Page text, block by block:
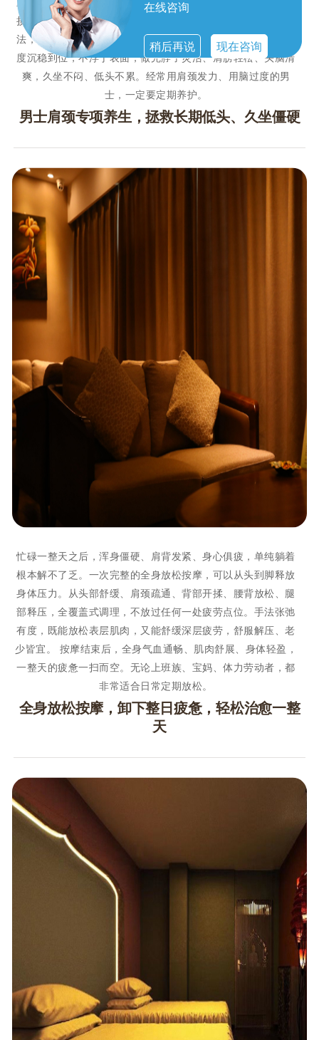
在线咨询
稍后再说 现在咨询
损更深的特点，采用深层舒缓、筋膜松解、经络疏通的组合手
法，精准化开肩颈结节、放松斜方肌紧张、疏通肩背气血。力
度沉稳到位，不浮于表面，做完脖子灵活、肩膀轻松、头脑清
爽，久坐不闷、低头不累。经常用肩颈发力、用脑过度的男
士，一定要定期养护。
男士肩颈专项养生，拯救长期低头、久坐僵硬
忙碌一整天之后，浑身僵硬、肩背发紧、身心俱疲，单纯躺着
根本解不了乏。一次完整的全身放松按摩，可以从头到脚释放
身体压力。从头部舒缓、肩颈疏通、背部开揉、腰背放松、腿
部释压，全覆盖式调理，不放过任何一处疲劳点位。手法张弛
有度，既能放松表层肌肉，又能舒缓深层疲劳，舒服解压、老
少皆宜。 按摩结束后，全身气血通畅、肌肉舒展、身体轻盈，
一整天的疲惫一扫而空。无论上班族、宝妈、体力劳动者，都
非常适合日常定期放松。
全身放松按摩，卸下整日疲惫，轻松治愈一整
天